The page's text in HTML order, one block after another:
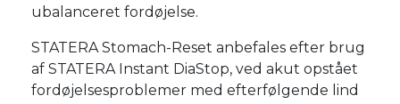
ubalanceret fordøjelse.
STATERA Stomach-Reset anbefales efter brug
af STATERA Instant DiaStop, ved akut opstået
fordøjelsesproblemer med efterfølgende lind